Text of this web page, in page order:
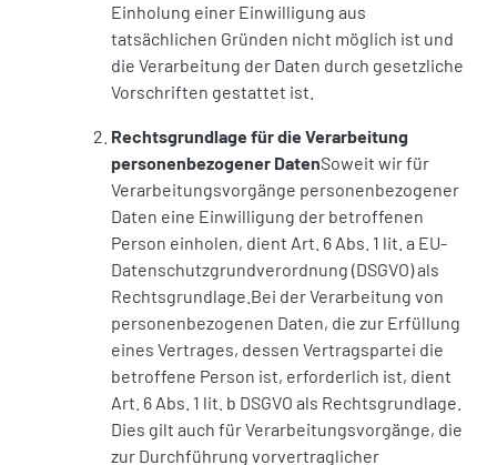
Einholung einer Einwilligung aus
tatsächlichen Gründen nicht möglich ist und
die Verarbeitung der Daten durch gesetzliche
Vorschriften gestattet ist.
Rechtsgrundlage für die Verarbeitung
personenbezogener DatenSoweit wir für
Verarbeitungsvorgänge personenbezogener
Daten eine Einwilligung der betroffenen
Person einholen, dient Art. 6 Abs. 1 lit. a EU-
Datenschutzgrundverordnung (DSGVO) als
Rechtsgrundlage.Bei der Verarbeitung von
personenbezogenen Daten, die zur Erfüllung
eines Vertrages, dessen Vertragspartei die
betroffene Person ist, erforderlich ist, dient
Art. 6 Abs. 1 lit. b DSGVO als Rechtsgrundlage.
Dies gilt auch für Verarbeitungsvorgänge, die
zur Durchführung vorvertraglicher